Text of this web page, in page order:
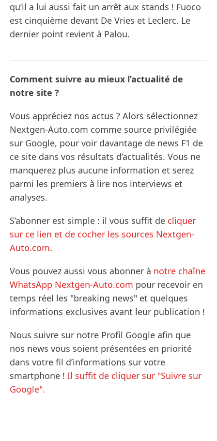
qu’il a lui aussi fait un arrêt aux stands ! Fuoco
est cinquième devant De Vries et Leclerc. Le
dernier point revient à Palou.
Comment suivre au mieux l’actualité de
notre site ?
Vous appréciez nos actus ? Alors sélectionnez
Nextgen-Auto.com comme source privilégiée
sur Google, pour voir davantage de news F1 de
ce site dans vos résultats d’actualités. Vous ne
manquerez plus aucune information et serez
parmi les premiers à lire nos interviews et
analyses.
S’abonner est simple : il vous suffit de cliquer
sur ce lien et de cocher les sources Nextgen-
Auto.com.
Vous pouvez aussi vous abonner à notre chaîne
WhatsApp Nextgen-Auto.com pour recevoir en
temps réel les "breaking news" et quelques
informations exclusives avant leur publication !
Nous suivre sur notre Profil Google afin que
nos news vous soient présentées en priorité
dans votre fil d’informations sur votre
smartphone ! Il suffit de cliquer sur "Suivre sur
Google".